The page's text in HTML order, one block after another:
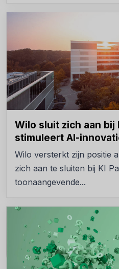
Wilo sluit zich aan bij
stimuleert AI-
Wilo versterkt zijn positie
zich aan te sluiten bij KI
toonaangevende...